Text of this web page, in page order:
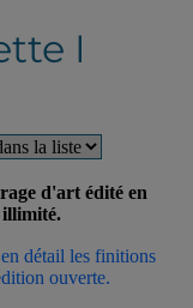
I
d'art édité en
détail les finitions
ouverte.